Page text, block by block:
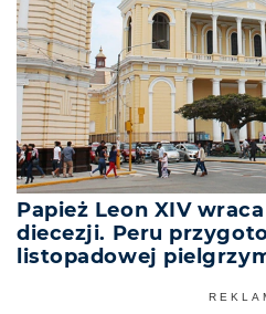
Papież Leon XIV
diecezji. Peru
listopadowej